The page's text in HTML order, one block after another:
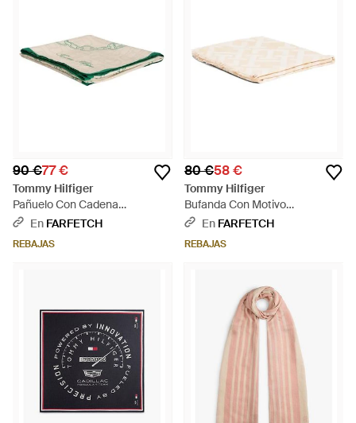
90 €77 €
Tommy Hilfiger
Pañuelo Con Cadena
Estampada - Multicolor
En FARFETCH
REBAJAS
80 €58 €
Tommy Hilfiger
Bufanda Con Motivo
Geométrico - Neutro
En FARFETCH
REBAJAS